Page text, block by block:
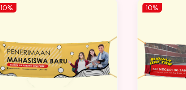
10% 10%